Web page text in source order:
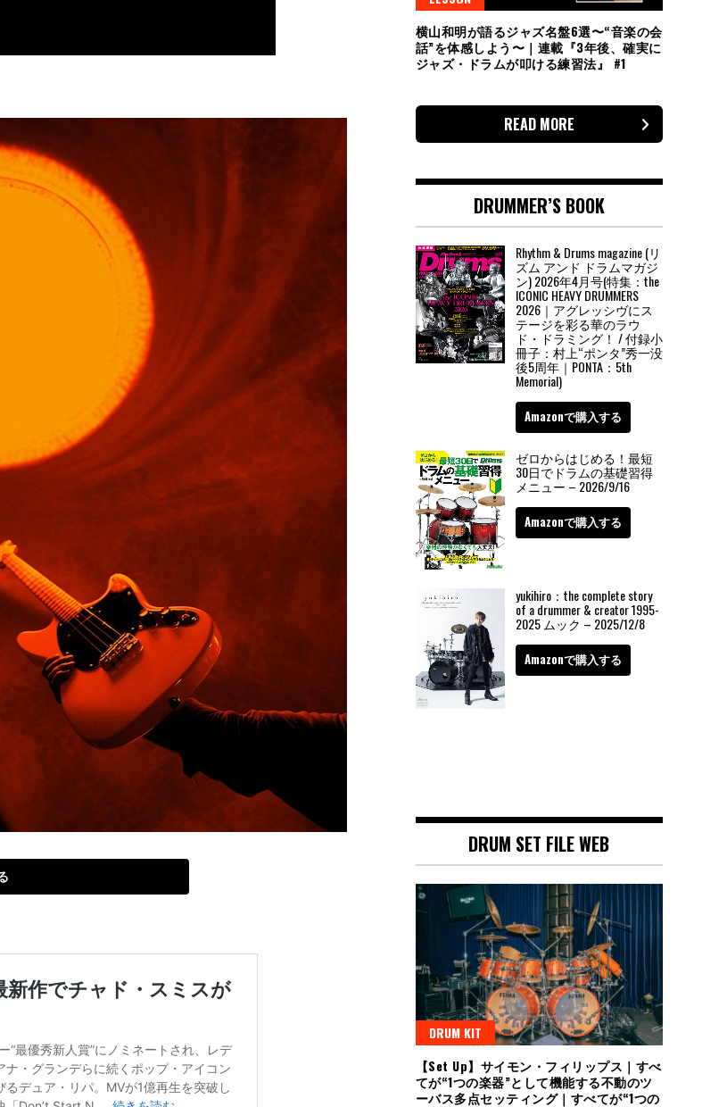
横山和明が語るジャズ名盤6選〜“音楽の会
話”を体感しよう〜｜連載『3年後、確実に
ジャズ・ドラムが叩ける練習法』 #1
READ MORE
DRUMMER’S BOOK
Rhythm & Drums magazine (リ
ズム アンド ドラムマガジ
ン) 2026年4月号(特集：the
ICONIC HEAVY DRUMMERS
2026｜アグレッシヴにス
テージを彩る華のラウ
ド・ドラミング！ / 付録小
冊子：村上“ポンタ”秀一没
後5周年｜PONTA：5th
Memorial)
Amazonで購入する
ゼロからはじめる！最短
30日でドラムの基礎習得
メニュー – 2026/9/16
Amazonで購入する
yukihiro：the complete story
of a drummer & creator 1995-
2025 ムック – 2025/12/8
Amazonで購入する
DRUM SET FILE WEB
DRUM KIT
【Set Up】サイモン・フィリップス｜すべ
てが“1つの楽器”として機能する不動のツ
ーバス多点セッティング｜すべてが“1つの